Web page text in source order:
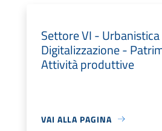
Settore VI -
Digitalizzazione -
Attività produttive
VAI ALLA PAGINA